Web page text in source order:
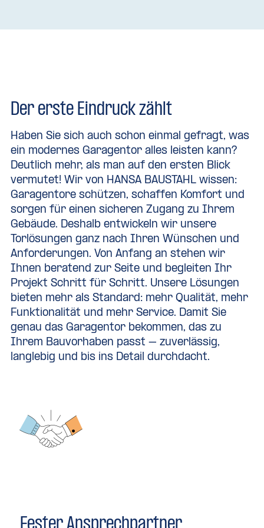
Farbvarianten – kontaktieren Sie uns noch
Seitensektionaltore bieten Ihnen eine
Vielzahl an Vorteilen:
Viel Platz unter der Garagendecke:
Dank der seitlichen Toröffnung bleibt die
Garagendecke uneingeschränkt nutzbar. So
können Sie größere Gegenstände wie z.B.
Surfbretter oder Kanus einfach verstauen.
Durch seine Bauart ist das Seitensektionaltor
auch bei schwierigen Einbausituationen wie
Dachschrägen uneingeschränkt einsetzbar.
Schneller Zutritt in die Garage:
Beim neuen Seitensektionaltor von unserem
Partner Hörmann ist die sogenannte
Schlupftürfunktion serienmäßig. So ist es
möglich, egal ob handbetätigt oder komfortabel
mit Antrieb ausgestattet, das Tor auch nur ein
Stück weit zu öffnen. Kleinigkeiten, wie z.B. ein
Der erste Eindruck zählt
Haben Sie sich auch schon einmal gefragt, was
ein modernes Garagentor alles leisten kann?
Deutlich mehr, als man auf den ersten Blick
vermutet! Wir von HANSA BAUSTAHL wissen:
Garagentore schützen, schaffen Komfort und
sorgen für einen sicheren Zugang zu Ihrem
Gebäude. Deshalb entwickeln wir unsere
Torlösungen ganz nach Ihren Wünschen und
Anforderungen. Von Anfang an stehen wir
Ihnen beratend zur Seite und begleiten Ihr
Projekt Schritt für Schritt. Unsere Lösungen
bieten mehr als Standard: mehr Qualität, mehr
Funktionalität und mehr Service. Damit Sie
genau das Garagentor bekommen, das zu
Ihrem Bauvorhaben passt – zuverlässig,
langlebig und bis ins Detail durchdacht.